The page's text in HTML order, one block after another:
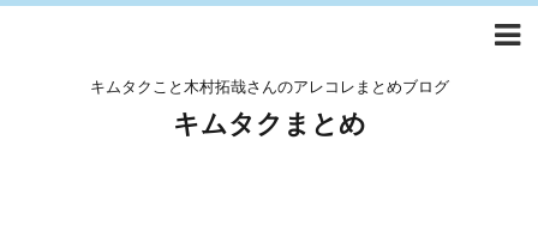
キムタクこと木村拓哉さんのアレコレまとめブログ
キムタクまとめ